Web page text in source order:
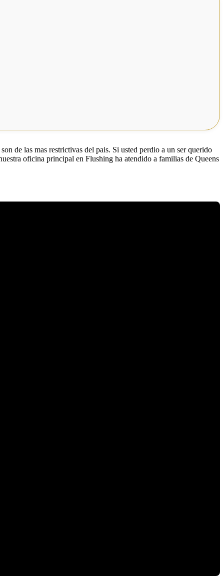
de las mas restrictivas del pais. Si usted perdio a un ser querido
oficina principal en Flushing ha atendido a familias de Queens